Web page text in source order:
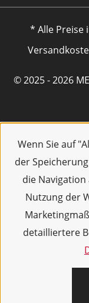
Wenn Sie auf
der
die
Nutzung der
detailliertere
* Alle Preise
© 2025 - 2026